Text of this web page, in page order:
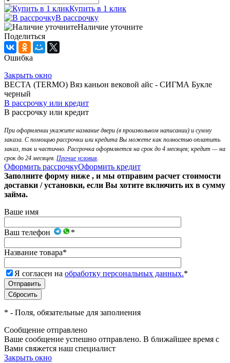
Купить в 1 клик
В рассрочку
Наличие уточните
Поделиться
Ошибка
Закрыть окно
ВЕСТА (TERMO) Вяз каньон вековой айс - СИГМА Букле
черный
В рассрочку или кредит
В рассрочку или кредит
При оформлении укажите название двери (в произвольном написании) и сумму
заказа. С помощью рассрочки или кредита Вы можете как полностью оплатить
заказ, так и частично. Рассрочка оформляется на срок до 4 месяцев; кредит — на
срок до 24 месяцев. Прочие условия.
Оформить рассрочкуОформить кредит
Заполните форму ниже , и мы отправим расчет стоимости
доставки / установки, если Вы хотите включить их в сумму
займа.
Ваше имя
Ваш телефон *
Название товара*
Я согласен на обработку персональных данных.*
* - Поля, обязательные для заполнения
Сообщение отправлено
Ваше сообщение успешно отправлено. В ближайшее время с
Вами свяжется наш специалист
Закрыть окно